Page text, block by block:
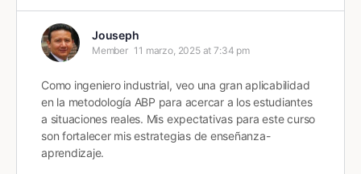
Jouseph
Member 11 marzo, 2025 at 7:34 pm
Como ingeniero industrial, veo una gran aplicabilidad
en la metodología ABP para acercar a los estudiantes
a situaciones reales. Mis expectativas para este curso
son fortalecer mis estrategias de enseñanza-
aprendizaje.